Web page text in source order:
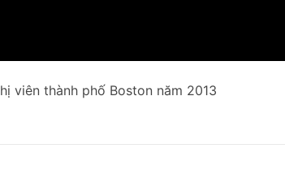
viên thành phố Boston năm 2013